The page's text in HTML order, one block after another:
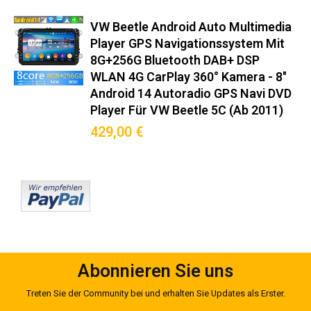
Integration für Ihr Fahrzeug und
volle Systemkompatibilität.
Original-Steckverbinder nach ISO 10487-2
Integrierter CANBUS-Decoder für Bordcomputer-Anzeige
Mitgelieferter Montagerahmen in Wagenfarbe
Keine Modifikationen am Armaturenbrett nötig
Premium-Funktionen
Wireless Android Auto™/CarPlay™ (5GHz WiFi)
OBD2-Diagnose mit Echtzeit-Fahrzeugdaten
Sprachsteuerung via Google Assistant/Siri
Hintergrundprozess-Management für stabile Navigation
VW Beetle Android Auto Multimedia
Player GPS Navigationssystem Mit
8G+256G Bluetooth DAB+ DSP
WLAN 4G CarPlay 360° Kamera - 8"
Android 14 Autoradio GPS Navi DVD
Player Für VW Beetle 5C (ab 2011)
429,00 €
Abonnieren Sie uns
Treten Sie der Community bei und erhalten Sie Updates als Erster.